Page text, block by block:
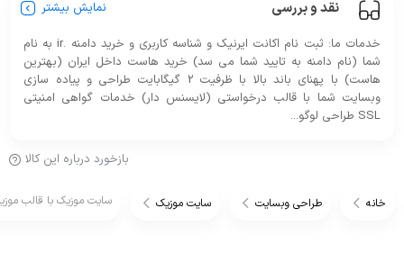
نقد و بررسی نمایش بیشتر
خدمات ما: ثبت نام اکانت ایرنیک و شناسه کاربری و خرید دامنه .ir به نام
شما (نام دامنه به تایید شما می سد) خرید هاست داخل ایران (بهترین
هاست) با پهنای باند بالا با ظرفیت 2 گیگابایت طراحی و پیاده سازی
وبسایت شما با قالب درخواستی (لایسنس دار) خدمات گواهی امنیتی
SSL طراحی لوگو...
بازخورد درباره این کالا
خانه طراحی وبسایت سایت موزیک سایت موزیک با قالب